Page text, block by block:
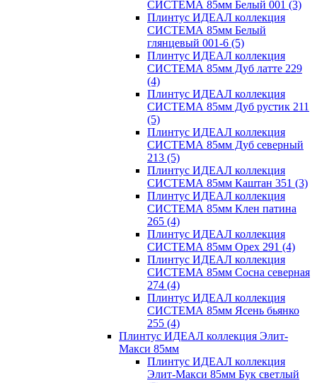
СИСТЕМА 85мм Белый 001 (3)
Плинтус ИДЕАЛ коллекция
СИСТЕМА 85мм Белый
глянцевый 001-6 (5)
Плинтус ИДЕАЛ коллекция
СИСТЕМА 85мм Дуб латте 229
(4)
Плинтус ИДЕАЛ коллекция
СИСТЕМА 85мм Дуб рустик 211
(5)
Плинтус ИДЕАЛ коллекция
СИСТЕМА 85мм Дуб северный
213 (5)
Плинтус ИДЕАЛ коллекция
СИСТЕМА 85мм Каштан 351 (3)
Плинтус ИДЕАЛ коллекция
СИСТЕМА 85мм Клен патина
265 (4)
Плинтус ИДЕАЛ коллекция
СИСТЕМА 85мм Орех 291 (4)
Плинтус ИДЕАЛ коллекция
СИСТЕМА 85мм Сосна северная
274 (4)
Плинтус ИДЕАЛ коллекция
СИСТЕМА 85мм Ясень бьянко
255 (4)
Плинтус ИДЕАЛ коллекция Элит-
Макси 85мм
Плинтус ИДЕАЛ коллекция
Элит-Макси 85мм Бук светлый